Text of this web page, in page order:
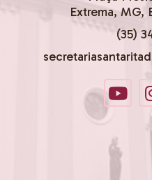
Extrema, MG,
(35)